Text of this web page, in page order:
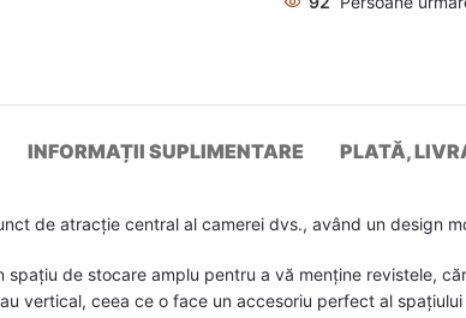
INFORMAȚII SUPLIMENTARE PLATĂ,
de atracție central al camerei dvs., având un design
de stocare amplu pentru a vă menține revistele,
vertical, ceea ce o face un accesoriu perfect al